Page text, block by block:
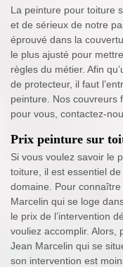
La peinture pour toiture
et de sérieux de notre
éprouvé dans la
le plus ajusté pour
règles du métier. Afin
de protecteur, il faut
peinture. Nos couvreurs
pour vous, contactez-
Prix peinture sur
Si vous voulez savoir le
toiture, il est essentiel
domaine. Pour
Marcelin qui se loge
le prix de l’intervention
vouliez accomplir. Alors,
Jean Marcelin qui se
son intervention est